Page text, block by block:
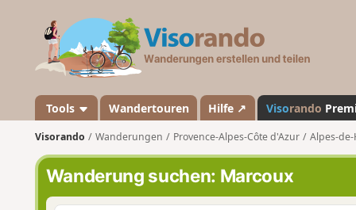
a
n
d
o
Tools Wandertouren Hilfe ↗ Visorando
Visorando Wanderungen Provence-Alpes-Côte d'Azur Alpes-
Wanderung suchen: Marcoux